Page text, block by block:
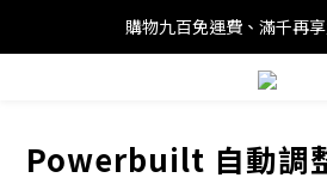
購物九百免運費、滿千再
Powerbuilt 自動調